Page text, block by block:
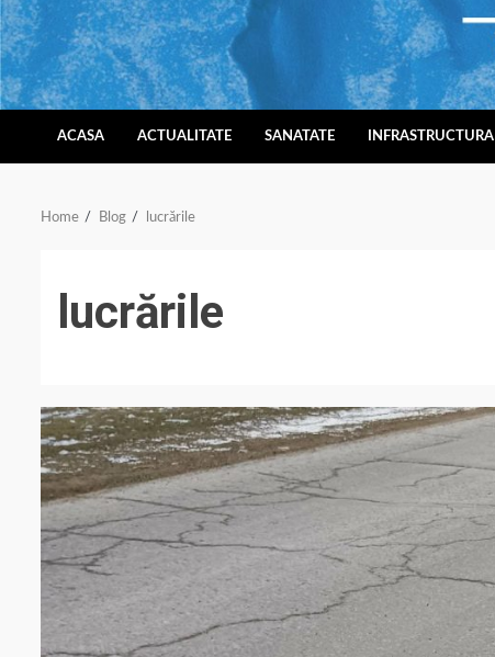
Skip
to
content
ACASA ACTUALITATE SANATATE INFRASTRUCTURA
Home Blog lucrările
lucrările